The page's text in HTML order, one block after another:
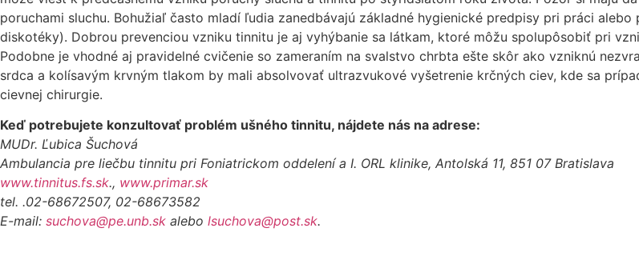
poruchami sluchu. Bohužiaľ často mladí ľudia zanedbávajú základné hygienické predpisy pri práci
diskotéky). Dobrou prevenciou vzniku tinnitu je aj vyhýbanie sa látkam, ktoré môžu spolupôsobiť pri
Podobne je vhodné aj pravidelné cvičenie so zameraním na svalstvo chrbta ešte skôr ako vzniknú
srdca a kolísavým krvným tlakom by mali absolvovať ultrazvukové vyšetrenie krčných ciev, kde sa
cievnej chirurgie.
Keď potrebujete konzultovať problém ušného tinnitu, nájdete nás na adrese:
MUDr. Ľubica Šuchová
Ambulancia pre liečbu tinnitu pri Foniatrickom oddelení a I. ORL klinike, Antolská 11, 851 07 Bratislava
www.tinnitus.fs.sk., www.primar.sk
tel. .02-68672507, 02-68673582
E-mail: suchova@pe.unb.sk alebo lsuchova@post.sk.